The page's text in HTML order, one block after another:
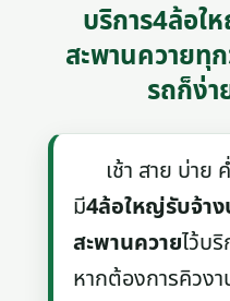
บริการ4ล้อใ
สะพานควายทุ
รถก็ง่
เช้า สาย บ่าย ค่
มี4ล้อใหญ่รับจ้า
สะพานควายไว้บ
หากต้องการคิวง